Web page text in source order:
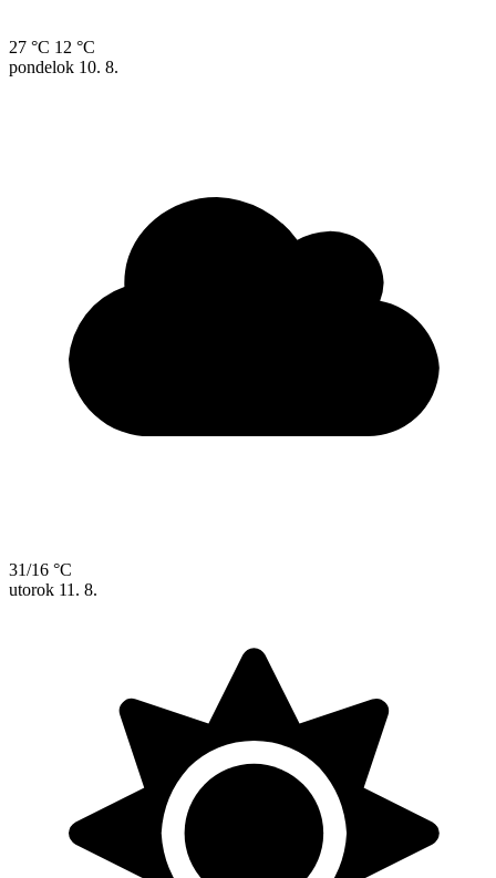
27 °C 12 °C
pondelok 10. 8.
31/16 °C
utorok 11. 8.